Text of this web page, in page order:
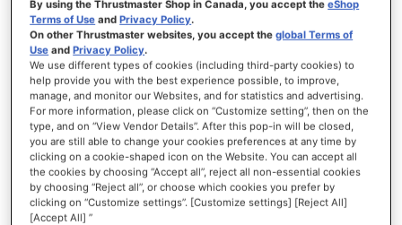
NIEUWE KLANTEN
Het aanmaken van een account heeft vele voordelen: sneller afhandelen, meer dan
één adres registreren, volgen van bestellingen en meer.
ACCOUNT AANMAKEN
By using the Thrustmaster Shop in Canada, you accept theeShop
Terms of Use andPrivacy Policy.
On other Thrustmaster websites, you accept theglobal Terms of
Use andPrivacy Policy.
We use different types of cookies (including third-party cookies) to
help provide you with the best experience possible, to improve,
manage, and monitor our Websites, and for statistics and advertising.
For more information, please click on “Customize setting”, then on the
type, and on “View Vendor Details”. After this pop-in will be closed,
you are still able to change your cookies preferences at any time by
clicking on a cookie-shaped icon on the Website. You can accept all
the cookies by choosing “Accept all”, reject all non-essential cookies
by choosing “Reject all”, or choose which cookies you prefer by
clicking on “Customize settings”. [Customize settings] [Reject All]
[Accept All] ”